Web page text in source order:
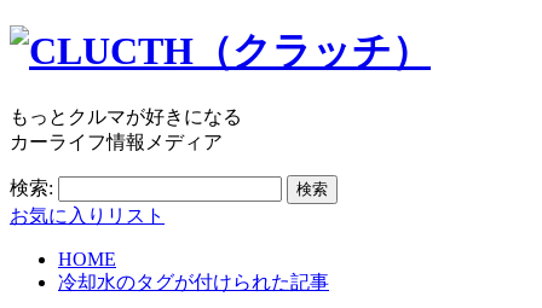
もっとクルマが好きになる
カーライフ情報メディア
検索:
お気に入りリスト
HOME
冷却水のタグが付けられた記事